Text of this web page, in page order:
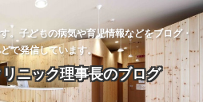
。子どもの病気や育児情報などをブログ・
で発信しています。
ニック理事長のブログ